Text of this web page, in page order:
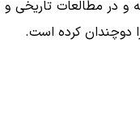
در مطالعات تاریخی و
دوچندان کرده است.